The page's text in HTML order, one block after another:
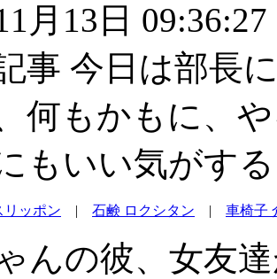
月13日 09:36:27
事 今日は部長
何もかもに、
もいい気がす
リッポン | 石鹸 ロクシタン | 車椅子
んの彼、女友